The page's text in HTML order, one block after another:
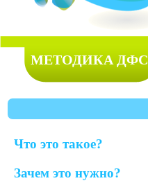
МЕТОДИКА ДФС
Что это такое?
Зачем это нужно?